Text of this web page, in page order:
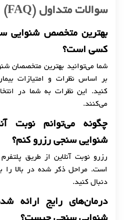
سوالات متداول (FAQ)
بهترین متخصص شنوایی
کسی است؟
شما می‌توانید بهترین متخصصان
بر اساس نظرات و امتیازات
کنید. این نظرات به شما در
می‌کنند.
چگونه می‌توانم نوبت
شنوایی سنجی رزرو کنم؟
رزرو نوبت آنلاین از طریق
است. مراحل ذکر شده در بالا را
دنبال کنید.
درمان‌های رایج ارائه